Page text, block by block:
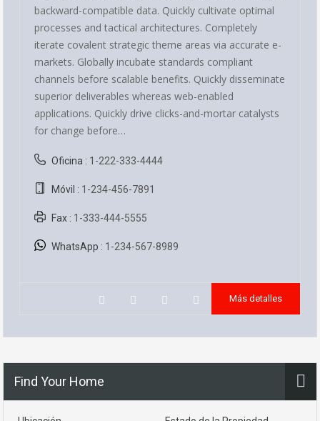
backward-compatible data. Quickly cultivate optimal
processes and tactical architectures. Completely
iterate covalent strategic theme areas via accurate e-
markets. Globally incubate standards compliant
channels before scalable benefits. Quickly disseminate
superior deliverables whereas web-enabled
applications. Quickly drive clicks-and-mortar catalysts
for change before…
Oficina : 1-222-333-4444
Móvil : 1-234-456-7891
Fax : 1-333-444-5555
WhatsApp : 1-234-567-8989
Más detalles
Find Your Home